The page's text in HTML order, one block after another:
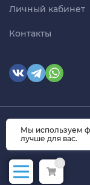
Личный кабинет
Контакты
© 2026
Мы используем
лучше для вас.